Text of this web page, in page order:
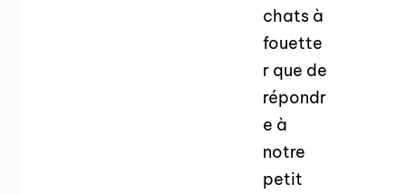
chats à
fouette
r que de
répondr
e à
notre
petit